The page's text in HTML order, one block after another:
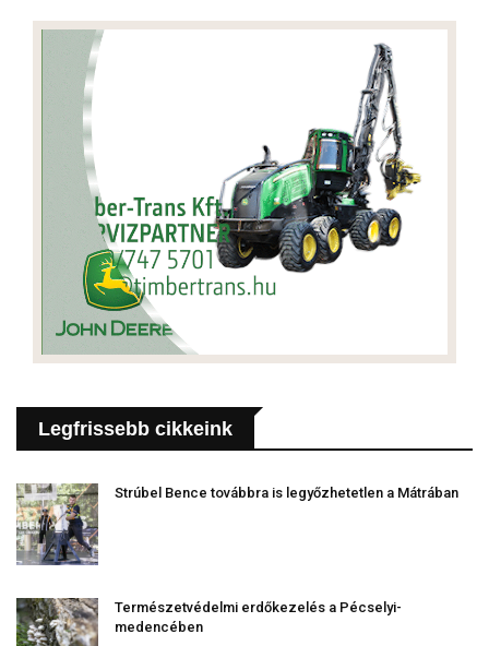
Legfrissebb cikkeink
Strúbel Bence továbbra is legyőzhetetlen a Mátrában
Természetvédelmi erdőkezelés a Pécselyi-
medencében